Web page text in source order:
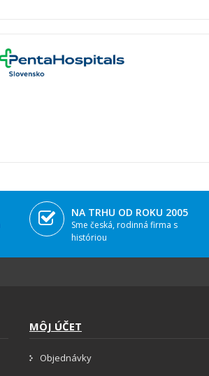
NA TRHU OD ROKU 2005
Sme česká, rodinná firma s
históriou
MÔJ ÚČET
Objednávky